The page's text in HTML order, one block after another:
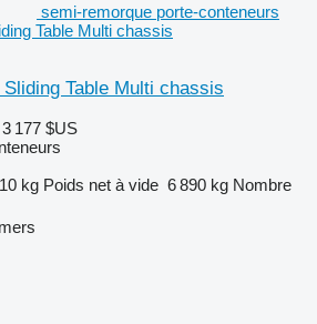
semi-remorque porte-conteneurs
Table Multi chassis
Table Multi chassis
177 $US
kg Poids net à vide 6 890 kg Nombre